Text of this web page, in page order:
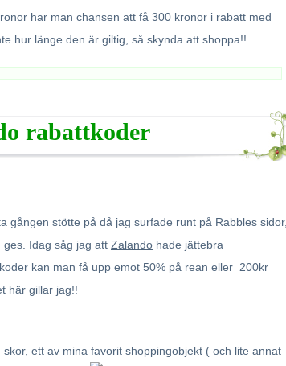
har man chansen att få 300 kronor i rabatt med
hur länge den är giltig, så skynda att shoppa!!
rabattkoder
gången stötte på då jag surfade runt på Rabbles sidor,
Idag såg jag att Zalando hade jättebra
kan man få upp emot 50% på rean eller 200kr
här gillar jag!!
ett av mina favorit shoppingobjekt ( och lite annat